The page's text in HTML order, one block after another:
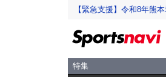
【緊急支援】令和8年熊
特集